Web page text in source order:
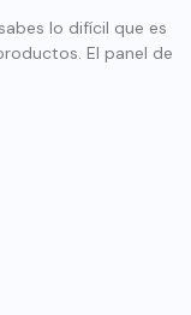
lo difícil que es
El panel de